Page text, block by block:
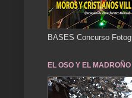
BASES Concurso
EL OSO Y EL MADROÑO